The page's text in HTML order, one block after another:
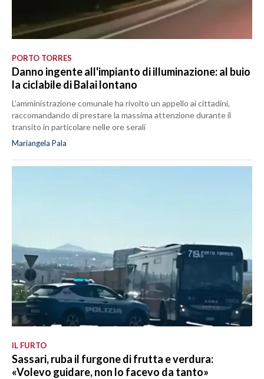
PORTO TORRES
Danno ingente all'impianto di illuminazione: al buio
la ciclabile di Balai lontano
L’amministrazione comunale ha rivolto un appello ai cittadini,
raccomandando di prestare la massima attenzione durante il
transito in particolare nelle ore serali
Mariangela Pala
IL FURTO
Sassari, ruba il furgone di frutta e verdura:
«Volevo guidare, non lo facevo da tanto»